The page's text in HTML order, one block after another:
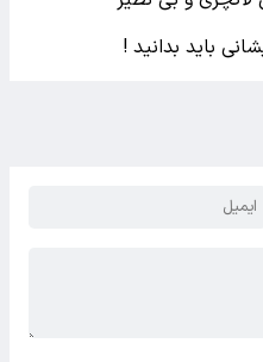
باید بدانید !